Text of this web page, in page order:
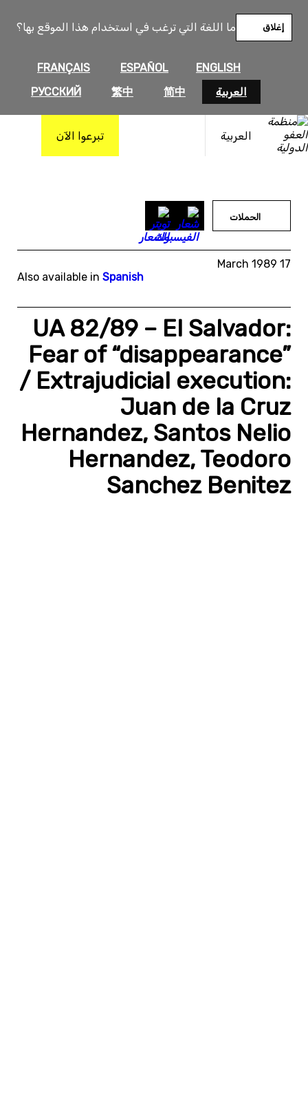
ما اللغة التي ترغب في استخدام هذا الموقع بها؟
ENGLISH
ESPAÑOL
FRANÇAIS
العربية
简中
繁中
РУССКИЙ
إغلاق
العربية تبرعوا الآن
المحتوى
الحملات
17 March 1989
Also available in Spanish
UA 82/89 – El Salvador:
Fear of “disappearance”
/ Extrajudicial execution:
Juan de la Cruz
Hernandez, Santos Nelio
Hernandez, Teodoro
Sanchez Benitez